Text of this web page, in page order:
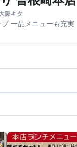
阪キタ
一品メニューも充実